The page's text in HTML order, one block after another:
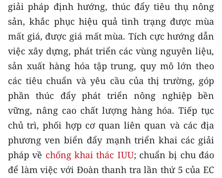
giải pháp định hướng, thúc đẩy tiêu thụ nông
sản, khắc phục hiệu quả tình trạng được mùa
mất giá, được giá mất mùa. Tích cực hướng dẫn
việc xây dựng, phát triển các vùng nguyên liệu,
sản xuất hàng hóa tập trung, quy mô lớn theo
các tiêu chuẩn và yêu cầu của thị trường, góp
phần thúc đẩy phát triển nông nghiệp bền
vững, nâng cao chất lượng hàng hóa. Tiếp tục
chủ trì, phối hợp cơ quan liên quan và các địa
phương ven biển đẩy mạnh triển khai các giải
pháp về chống khai thác IUU; chuẩn bị chu đáo
để làm việc với Đoàn thanh tra lần thứ 5 của EC